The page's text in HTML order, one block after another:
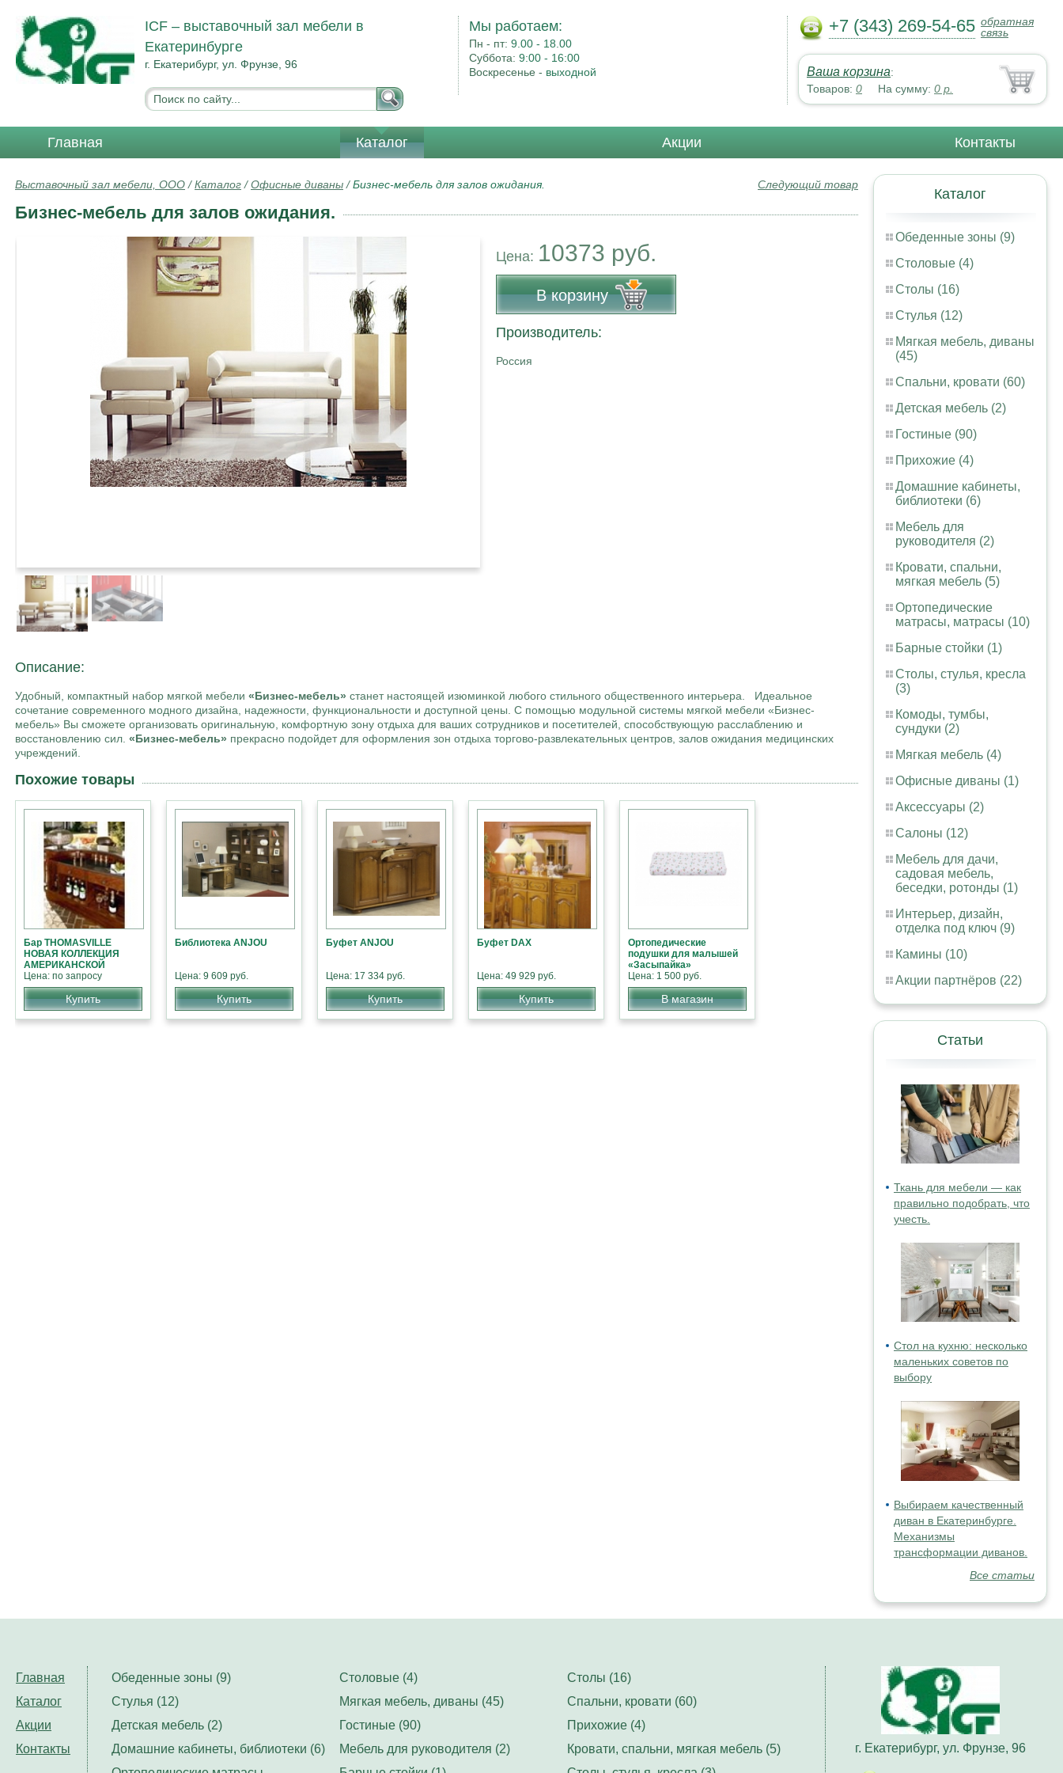
ICF – выставочный зал мебели в
Екатеринбурге
г. Екатерибург, ул. Фрунзе, 96
Мы работаем:
Пн - пт:9.00 - 18.00
Суббота:9:00 - 16:00
Воскресенье - выходной
+7 (343) 269-54-65 обратная
связь
Ваша корзина:
Товаров: 0 На сумму: 0 р.
Главная Каталог Акции Контакты
Каталог
Обеденные зоны (9)
Столовые (4)
Столы (16)
Стулья (12)
Мягкая мебель, диваны
(45)
Спальни, кровати (60)
Детская мебель (2)
Гостиные (90)
Прихожие (4)
Домашние кабинеты,
библиотеки (6)
Мебель для
руководителя (2)
Кровати, спальни,
мягкая мебель (5)
Ортопедические
матрасы, матрасы (10)
Барные стойки (1)
Столы, стулья, кресла
(3)
Комоды, тумбы,
сундуки (2)
Мягкая мебель (4)
Офисные диваны (1)
Аксессуары (2)
Салоны (12)
Мебель для дачи,
садовая мебель,
беседки, ротонды (1)
Интерьер, дизайн,
отделка под ключ (9)
Камины (10)
Акции партнёров (22)
Статьи
Ткань для мебели — как
правильно подобрать, что
учесть.
Стол на кухню: несколько
маленьких советов по
выбору
Выбираем качественный
диван в Екатеринбурге.
Механизмы
трансформации диванов.
Все статьи
Следующий товар
Выставочный зал мебели, ООО /Каталог /Офисные диваны /Бизнес-мебель для залов ожидания.
Бизнес-мебель для залов ожидания.
Цена: 10373 руб.
В корзину
Производитель:
Россия
Описание:
Удобный, компактный набор мягкой мебели «Бизнес-мебель» станет настоящей изюминкой любого стильного общественного интерьера. Идеальное
сочетание современного модного дизайна, надежности, функциональности и доступной цены. С помощью модульной системы мягкой мебели «Бизнес-
мебель» Вы сможете организовать оригинальную, комфортную зону отдыха для ваших сотрудников и посетителей, способствующую расслаблению и
восстановлению сил. «Бизнес-мебель» прекрасно подойдет для оформления зон отдыха торгово-развлекательных центров, залов ожидания медицинских
учреждений.
Похожие товары
Бар THOMASVILLE
НОВАЯ КОЛЛЕКЦИЯ
АМЕРИКАНСКОЙ
МЕБЕЛИ
Цена: по запросу
Купить
Библиотека ANJOU
Цена: 9 609 руб.
Купить
Буфет ANJOU
Цена: 17 334 руб.
Купить
Буфет DAX
Цена: 49 929 руб.
Купить
Ортопедические
подушки для малышей
«Засыпайка»
Цена: 1 500 руб.
В магазин
Главная
Каталог
Акции
Контакты
г. Екатерибург, ул. Фрунзе, 96
Обеденные зоны (9) Столовые (4)
Столы (16)
Стулья (12)
Мягкая мебель, диваны (45)
Спальни, кровати (60)
Детская мебель (2)
Гостиные (90)
Прихожие (4)
Домашние кабинеты, библиотеки (6)
Мебель для руководителя (2)
Кровати, спальни, мягкая мебель (5)